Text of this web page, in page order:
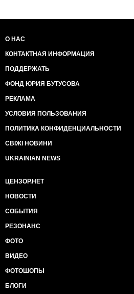
О НАС
КОНТАКТНАЯ ИНФОРМАЦИЯ
ПОДДЕРЖАТЬ
ФОНД ЮРИЯ БУТУСОВА
РЕКЛАМА
УСЛОВИЯ ПОЛЬЗОВАНИЯ
ПОЛИТИКА КОНФИДЕНЦИАЛЬНОСТИ
СВІЖІ НОВИНИ
UKRAINIAN NEWS
ЦЕНЗОР.НЕТ
НОВОСТИ
СОБЫТИЯ
РЕЗОНАНС
ФОТО
ВИДЕО
ФОТОШОПЫ
БЛОГИ